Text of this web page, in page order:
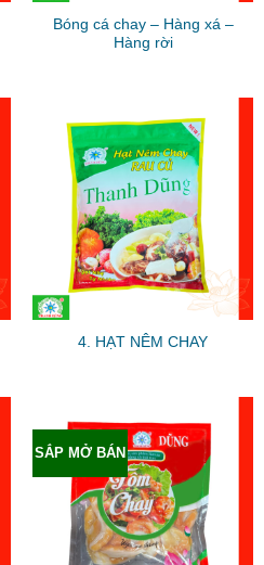
Bóng cá chay – Hàng xá –
Hàng rời
4. HẠT NÊM CHAY
SẮP MỞ BÁN